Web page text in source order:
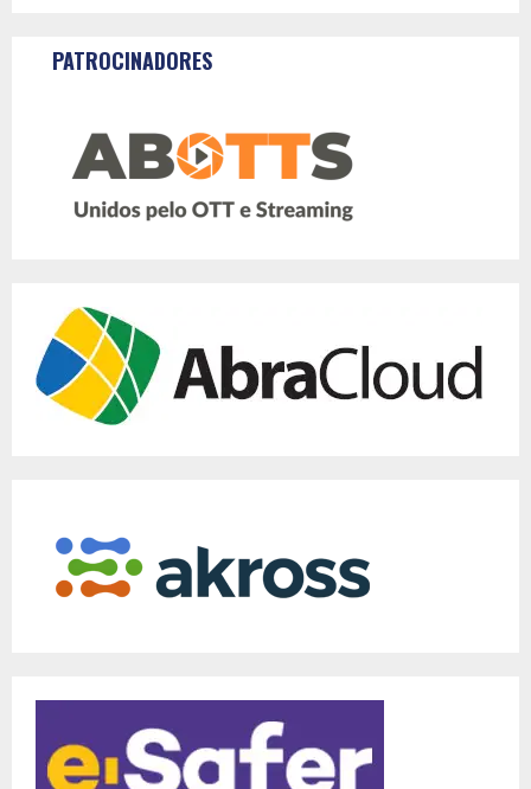
PATROCINADORES